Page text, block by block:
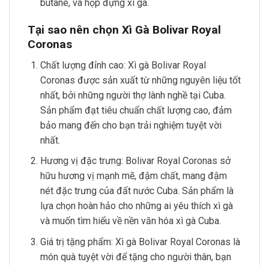
butane, và hộp đựng xì gà.
Tại sao nên chọn Xì Gà Bolivar Royal
Coronas
Chất lượng đỉnh cao: Xì gà Bolivar Royal
Coronas được sản xuất từ những nguyên liệu tốt
nhất, bởi những người thợ lành nghề tại Cuba.
Sản phẩm đạt tiêu chuẩn chất lượng cao, đảm
bảo mang đến cho bạn trải nghiệm tuyệt vời
nhất.
Hương vị đặc trưng: Bolivar Royal Coronas sở
hữu hương vị mạnh mẽ, đậm chất, mang đậm
nét đặc trưng của đất nước Cuba. Sản phẩm là
lựa chọn hoàn hảo cho những ai yêu thích xì gà
và muốn tìm hiểu về nền văn hóa xì gà Cuba.
Giá trị tặng phẩm: Xì gà Bolivar Royal Coronas là
món quà tuyệt vời để tặng cho người thân, bạn